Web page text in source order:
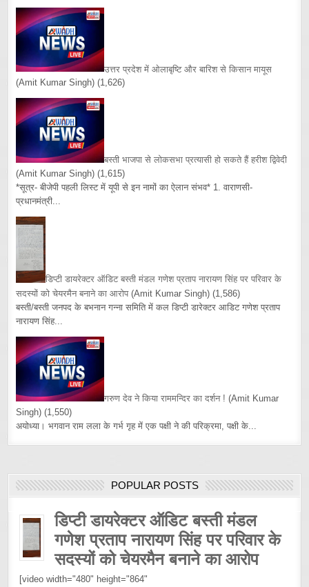
उत्तर प्रदेश में ओलाबृष्टि और बारिश से किसान मायूस
(Amit Kumar Singh) (1,626)
बस्ती भाजपा से लोकसभा प्रत्यासी हो सकते हैं हरीश द्विवेदी
(Amit Kumar Singh) (1,615)
*सूत्र- बीजेपी पहली लिस्ट में यूपी से इन नामों का ऐलान संभव* 1. वाराणसी-
प्रधानमंत्री...
डिप्टी डायरेक्टर ऑडिट बस्ती मंडल गणेश प्रताप नारायण सिंह पर परिवार के
सदस्यों को चेयरमैन बनाने का आरोप (Amit Kumar Singh) (1,586)
बस्ती/बस्ती जनपद के बभनान गन्ना समिति में कल डिप्टी डारेक्टर आडिट गणेश प्रताप
नारायण सिंह...
गरुण देव ने किया राममन्दिर का दर्शन ! (Amit Kumar
Singh) (1,550)
अयोध्या। भगवान राम लला के गर्भ गृह में एक पक्षी ने की परिक्रमा, पक्षी के...
POPULAR POSTS
डिप्टी डायरेक्टर ऑडिट बस्ती मंडल
गणेश प्रताप नारायण सिंह पर परिवार के
सदस्यों को चेयरमैन बनाने का आरोप
[video width="480" height="864"